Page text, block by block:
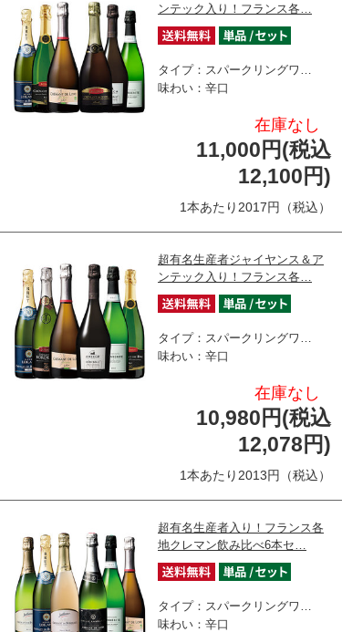
ンテック入り！フランス各…
タイプ：スパークリングワ…
味わい：辛口
在庫なし
11,000円(税込
12,100円)
1本あたり2017円（税込）
超有名生産者ジャイヤンス＆ア
ンテック入り！フランス各…
タイプ：スパークリングワ…
味わい：辛口
在庫なし
10,980円(税込
12,078円)
1本あたり2013円（税込）
超有名生産者入り！フランス各
地クレマン飲み比べ6本セ…
タイプ：スパークリングワ…
味わい：辛口